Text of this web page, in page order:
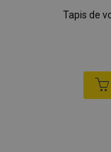
Tapis de